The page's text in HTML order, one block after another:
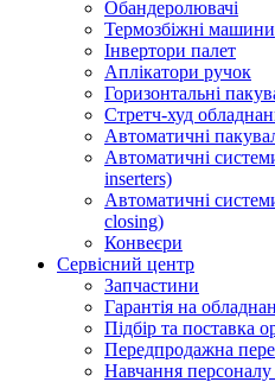
Обандеролювачі
Термозбіжні машини
Інвертори палет
Аплікатори ручок
Горизонтальні
Стретч-худ
Автоматичні
Автоматичні
inserters)
Автоматичні
closing)
Конвеєри
Сервісний центр
Запчастини
Гарантія на
Підбір та поставка
Передпродажна
Навчання персоналу